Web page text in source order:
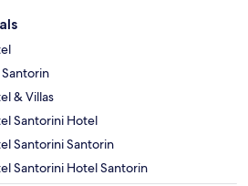
& Villas
Santorini Hotel
Santorini Santorin
Santorini Hotel Santorin